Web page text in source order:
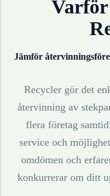
Jämför
Recycler gör det
återvinning av
flera företag
service och
omdömen och
konkurrerar om ditt